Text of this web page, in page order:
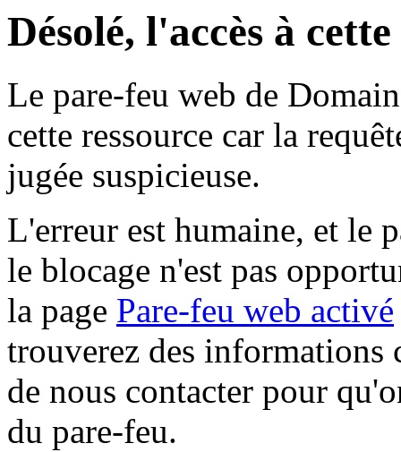
Désolé, l'accès à
Le pare-feu web de
cette ressource car la
jugée suspicieuse.
L'erreur est humaine, et le
le blocage n'est pas
la page Pare-feu web activé
trouverez des informations
de nous contacter pour
du pare-feu.